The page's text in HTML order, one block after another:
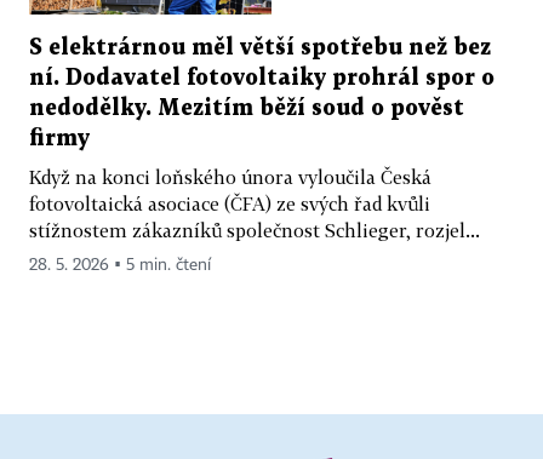
S elektrárnou měl větší spotřebu než bez
ní. Dodavatel fotovoltaiky prohrál spor o
nedodělky. Mezitím běží soud o pověst
firmy
Když na konci loňského února vyloučila Česká
fotovoltaická asociace (ČFA) ze svých řad kvůli
stížnostem zákazníků společnost Schlieger, rozjel...
28. 5. 2026 ▪ 5 min. čtení